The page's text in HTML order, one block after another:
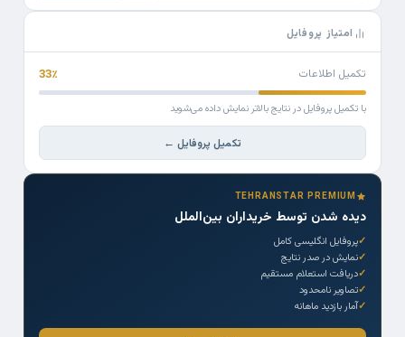
امتیاز پروفایل
تکمیل اطلاعات 33٪
با تکمیل پروفایل در نتایج بالاتر نمایش داده می‌شوید
تکمیل پروفایل ←
TEHRANSTAR PREMIUM
دیده شدن توسط خریداران بین‌الملل
پروفایل انگلیسی کامل
نمایش در صدر نتایج
دریافت استعلام مستقیم
تصاویر نامحدود
آمار بازدید ماهانه